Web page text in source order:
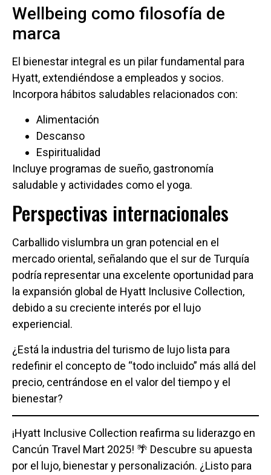
Wellbeing como filosofía de
marca
El bienestar integral es un pilar fundamental para
Hyatt, extendiéndose a empleados y socios.
Incorpora hábitos saludables relacionados con:
Alimentación
Descanso
Espiritualidad
Incluye programas de sueño, gastronomía
saludable y actividades como el yoga.
Perspectivas internacionales
Carballido vislumbra un gran potencial en el
mercado oriental, señalando que el sur de Turquía
podría representar una excelente oportunidad para
la expansión global de Hyatt Inclusive Collection,
debido a su creciente interés por el lujo
experiencial.
¿Está la industria del turismo de lujo lista para
redefinir el concepto de “todo incluido” más allá del
precio, centrándose en el valor del tiempo y el
bienestar?
¡Hyatt Inclusive Collection reafirma su liderazgo en
Cancún Travel Mart 2025! 🌴 Descubre su apuesta
por el lujo, bienestar y personalización. ¿Listo para